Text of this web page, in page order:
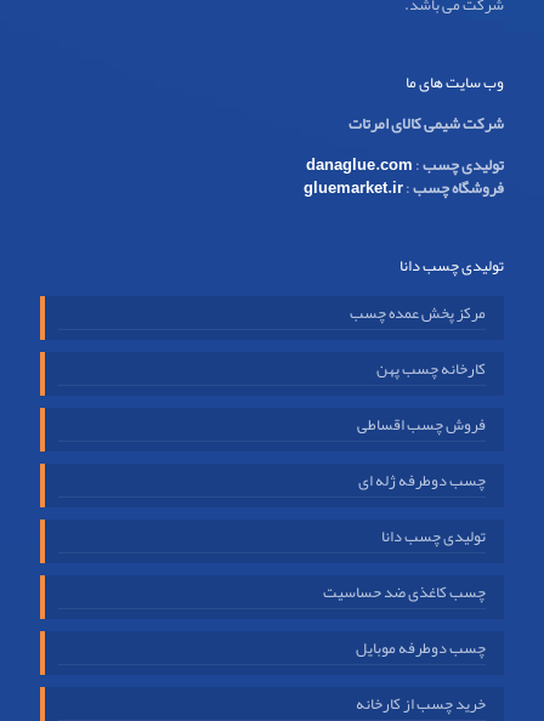
وب سایت های ما
شرکت شیمی کالای امرتات
تولیدی چسب:
danaglue.com
فروشگاه چسب:
gluemarket.ir
تولیدی چسب دانا
مرکز پخش عمده چسب
کارخانه چسب پهن
فروش چسب اقساطی
چسب دوطرفه ژله ای
تولیدی چسب دانا
چسب کاغذی ضد حساسیت
چسب دوطرفه موبایل
خرید چسب از کارخانه